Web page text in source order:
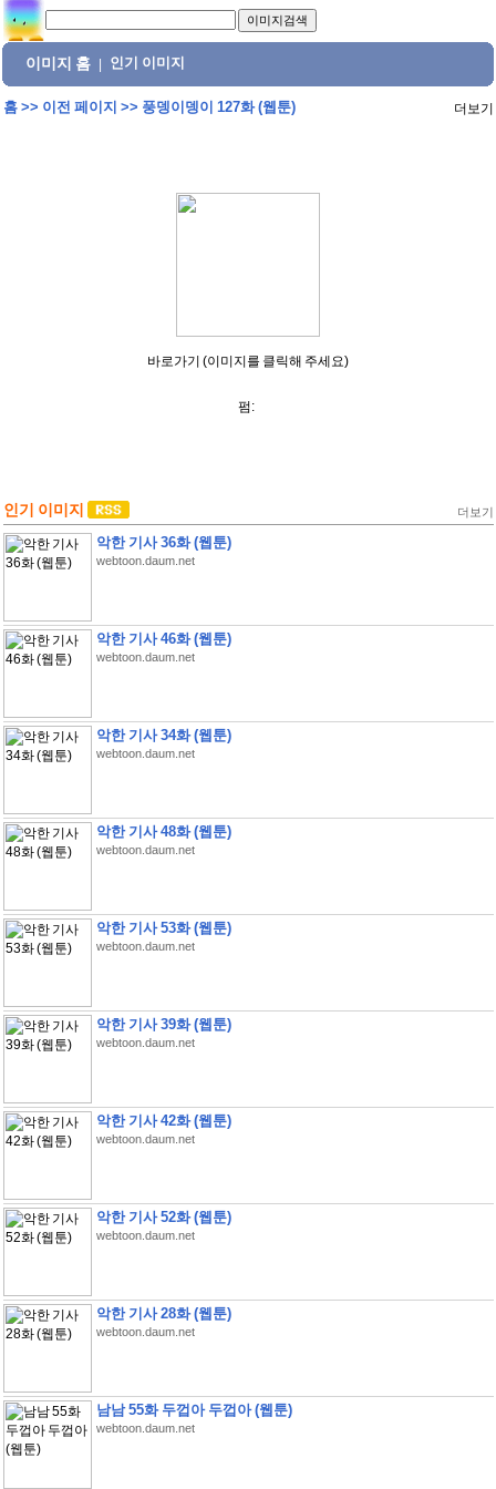
이미지 홈 인기 이미지
홈>> 이전 페이지 >> 풍뎅이뎅이 127화 (웹툰) 더보기
바로가기 (이미지를 클릭해 주세요)
펌:
인기 이미지 더보기
악한 기사 36화 (웹툰)
webtoon.daum.net
악한 기사 46화 (웹툰)
webtoon.daum.net
악한 기사 34화 (웹툰)
webtoon.daum.net
악한 기사 48화 (웹툰)
webtoon.daum.net
악한 기사 53화 (웹툰)
webtoon.daum.net
악한 기사 39화 (웹툰)
webtoon.daum.net
악한 기사 42화 (웹툰)
webtoon.daum.net
악한 기사 52화 (웹툰)
webtoon.daum.net
악한 기사 28화 (웹툰)
webtoon.daum.net
남남 55화 두껍아 두껍아 (웹툰)
webtoon.daum.net